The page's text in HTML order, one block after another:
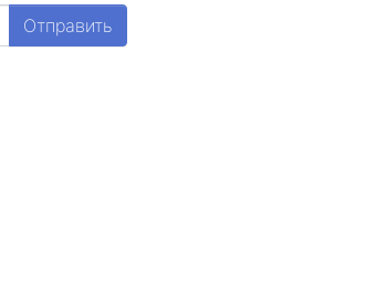
Отправить